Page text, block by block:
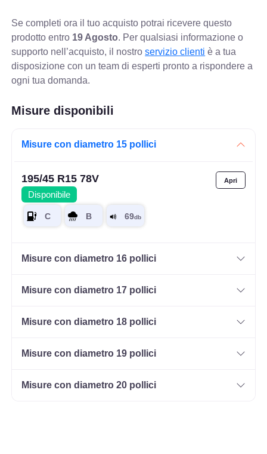
Se completi ora il tuo acquisto potrai ricevere questo
prodotto entro 19 Agosto. Per qualsiasi informazione o
supporto nell’acquisto, il nostroservizio clienti è a tua
disposizione con un team di esperti pronto a rispondere a
ogni tua domanda.
Misure disponibili
Misure con diametro 15 pollici
195/45 R15 78V
Disponibile
Misure con diametro 16 pollici
Misure con diametro 17 pollici
Misure con diametro 18 pollici
Misure con diametro 19 pollici
Misure con diametro 20 pollici